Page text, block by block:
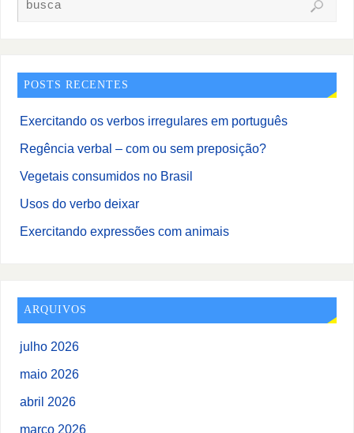
POSTS RECENTES
Exercitando os verbos irregulares em português
Regência verbal – com ou sem preposição?
Vegetais consumidos no Brasil
Usos do verbo deixar
Exercitando expressões com animais
ARQUIVOS
julho 2026
maio 2026
abril 2026
março 2026